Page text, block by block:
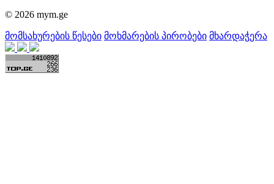
© 2026 mym.ge
მომსახურების წესები მოხმარების პირობები მხარდაჭერა